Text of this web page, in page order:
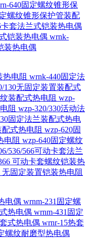
640固定螺纹锥形保
螺纹锥形保护管装配
卡套法兰式铠装热电偶
铠装热电偶 wrnk-
装热电偶
热电阻 wrnk-440固定法
130无固定装置装配式
装配式热电阻 wzp-
阻 wzp-320/330活动法
固定法兰装配式热电
式热电阻 wzp-620固
电阻 wzp-640固定螺纹
536/566可动卡套法兰
可动卡套螺纹铠装热
无固定装置铠装热电阻
电偶 wrnm-231固定螺
热电偶 wrnm-431固定
式热电偶 wrnr-15热套
螺纹耐磨型热电偶